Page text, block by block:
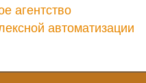
агентство
автоматизации